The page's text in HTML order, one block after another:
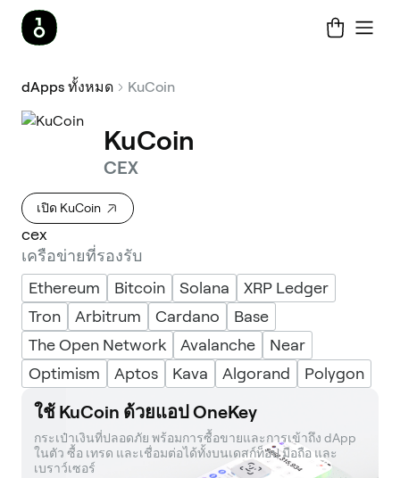
dApps ทั้งหมด KuCoin
KuCoin
CEX
เปิด KuCoin
cex
เครือข่ายที่รองรับ
Ethereum
Bitcoin Solana
XRP Ledger
Tron
Arbitrum Cardano
Base
The Open Network
Avalanche
Near
Optimism
Aptos Kava Algorand Polygon
ใช้ KuCoin ด้วยแอป OneKey
กระเป๋าเงินที่ปลอดภัย พร้อมการซื้อขายและการเข้าถึง dApp
ในตัว ซื้อ เทรด และเชื่อมต่อได้ทั้งบนเดสก์ท็อป มือถือ และ
เบราว์เซอร์